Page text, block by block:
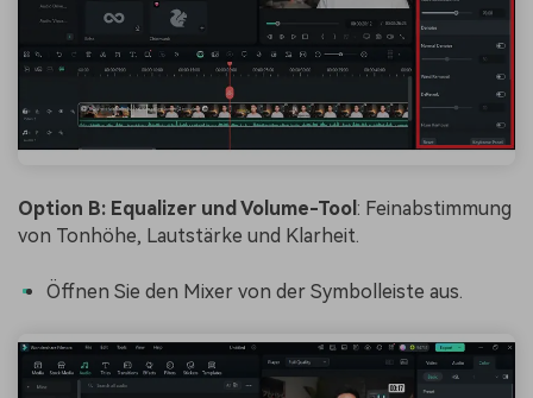
Option B: Equalizer und Volume-Tool : Feinabstimmung
von Tonhöhe, Lautstärke und Klarheit.
Öffnen Sie den Mixer von der Symbolleiste aus.